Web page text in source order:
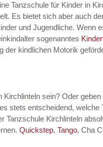
Tanzschule für Kinder in
Es bietet sich aber auch
und Jugendliche. Wenn
sogenanntes
der kindlichen Motorik
Kirchlinteln sein? Oder geben
stets entscheidend,
Tanzschule Kirchlinteln
Quickstep, Tango, Cha